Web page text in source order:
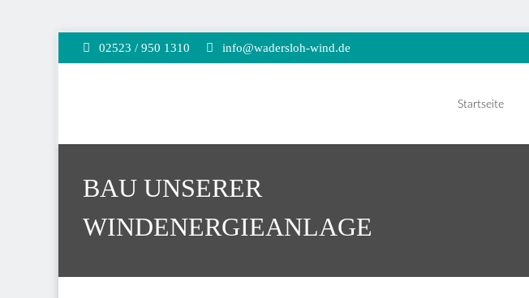
02523 / 950 1310 info@wadersloh-wind.de
Startseite
BAU UNSERER
WINDENERGIEANLAGE